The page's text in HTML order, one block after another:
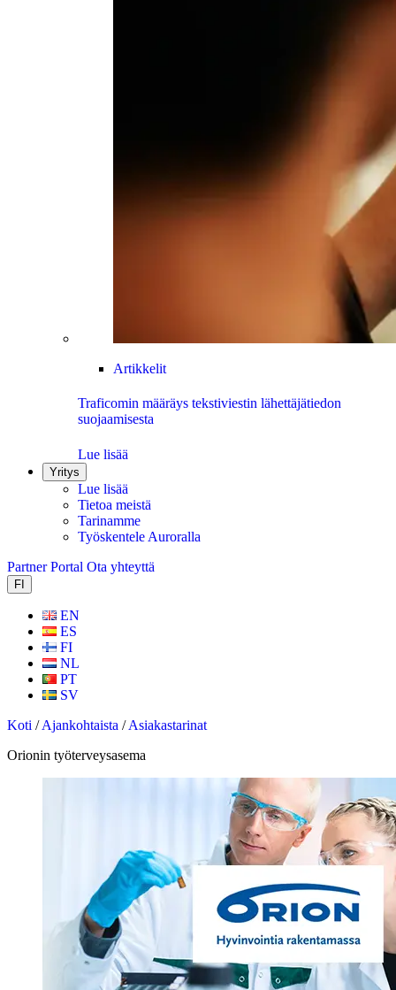
Artikkelit
Traficomin määräys tekstiviestin lähettäjätiedon
suojaamisesta
Lue lisää
Yritys
Lue lisää
Tietoa meistä
Tarinamme
Työskentele Auroralla
Partner Portal Ota yhteyttä
FI
EN
ES
FI
NL
PT
SV
Koti /Ajankohtaista /Asiakastarinat
Orionin työterveysasema